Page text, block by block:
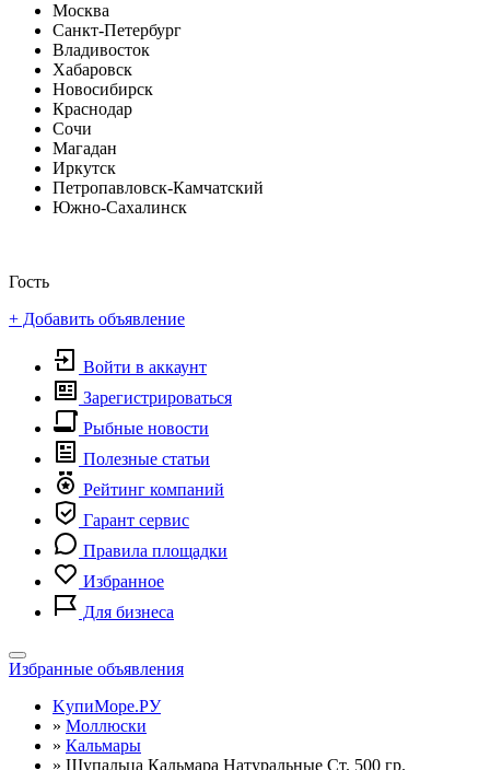
Москва
Санкт-Петербург
Владивосток
Хабаровск
Новосибирск
Краснодар
Сочи
Магадан
Иркутск
Петропавловск-Камчатский
Южно-Сахалинск
Гость
+ Добавить объявление
Войти в аккаунт
Зарегистрироваться
Рыбные новости
Полезные статьи
Рейтинг компаний
Гарант сервис
Правила площадки
Избранное
Для бизнеса
Toggle
navigation
Избранные объявления
KупиМоре.РУ
» Моллюски
» Кальмары
» Щупальца Кальмара Натуральные Ст. 500 гр.